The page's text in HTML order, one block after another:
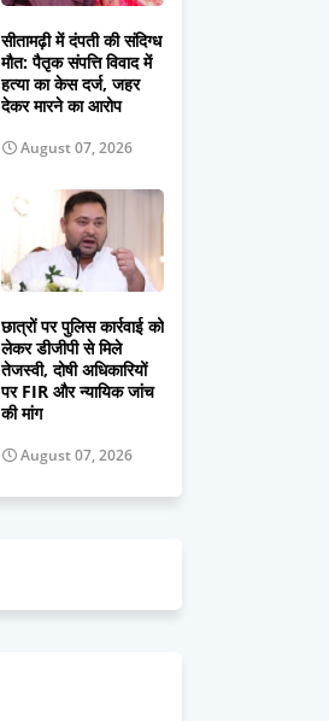
सीतामढ़ी में दंपती की संदिग्ध
मौत: पैतृक संपत्ति विवाद में
हत्या का केस दर्ज, जहर
देकर मारने का आरोप
August 07, 2026
छात्रों पर पुलिस कार्रवाई को
लेकर डीजीपी से मिले
तेजस्वी, दोषी अधिकारियों
पर FIR और न्यायिक जांच
की मांग
August 07, 2026